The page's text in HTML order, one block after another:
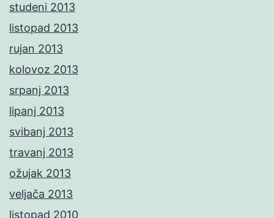
studeni 2013
listopad 2013
rujan 2013
kolovoz 2013
srpanj 2013
lipanj 2013
svibanj 2013
travanj 2013
ožujak 2013
veljača 2013
listopad 2010